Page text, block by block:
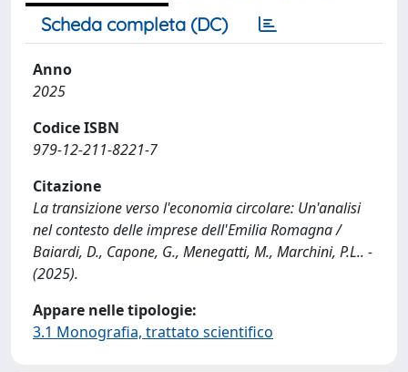
Scheda completa (DC)
Anno
2025
Codice ISBN
979-12-211-8221-7
Citazione
La transizione verso l'economia circolare: Un'analisi
nel contesto delle imprese dell'Emilia Romagna /
Baiardi, D., Capone, G., Menegatti, M., Marchini, P.L.. -
(2025).
Appare nelle tipologie:
3.1 Monografia, trattato scientifico